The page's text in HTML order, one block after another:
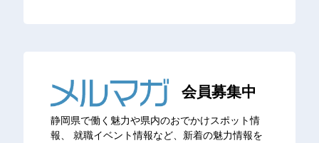
会員募集中
静岡県で働く魅力や県内のおでかけスポット情
報、
就職イベント情報など、新着の魅力情報を